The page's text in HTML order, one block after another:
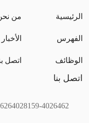
main
menu
الرئيسية من
الفهرس الأخبار
الوظائف اتصل
اتصل بنا
-4026462